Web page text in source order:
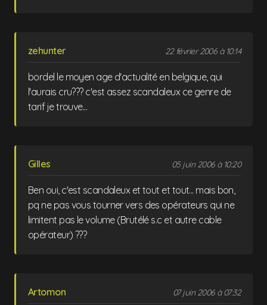
zehunter 22 février 2006 à 10:14
bordel le moyen age d'actualité en belgique, qui
l'aurais cru??? c'est assez scandaleux ce genre de
tarif je trouve...
Gilles 05 juin 2006 à 10:20
Ben oui, c'est scandaleux et tout et tout... mais bon,
pq ne pas vous tourner vers des opérateurs qui ne
limitent pas le volume (Brutélé s.c et autre cable
opérateur) ???
Artomon 07 juin 2006 à 07:32